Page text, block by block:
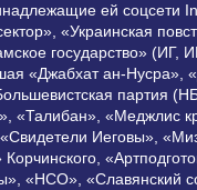
ей соцсети
«Украинская
государство» (ИГ,
«Джабхат ан-Нусра»,
партия
«Талибан», «Меджлис
Иеговы»,
«НСО», «Славянский